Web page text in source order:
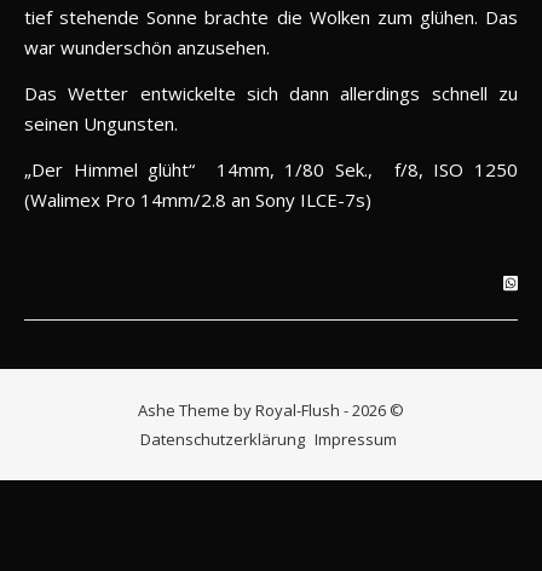
tief stehende Sonne brachte die Wolken zum glühen. Das
war wunderschön anzusehen.
Das Wetter entwickelte sich dann allerdings schnell zu
seinen Ungunsten.
„Der Himmel glüht“ 14mm, 1/80 Sek., f/8, ISO 1250
(Walimex Pro 14mm/2.8 an Sony ILCE-7s)
Ashe Theme by Royal-Flush - 2026 ©
Datenschutzerklärung Impressum